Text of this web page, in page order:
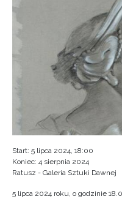
Start: 5 lipca 2024, 18:00
Koniec: 4 sierpnia 2024
Ratusz - Galeria Sztuki Dawnej
5 lipca 2024 roku, o godzinie